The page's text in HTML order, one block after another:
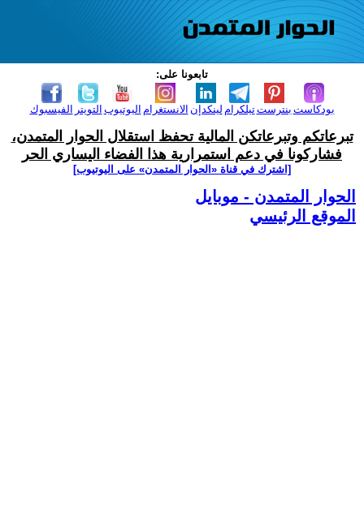
تابعونا على:
الفيسبوك التويتر اليوتيوب الانستغرام لينكدإن تيلكرامبنترست بودكاست
تبرعاتكم وتبرعاتكن المالية تحفظ استقلال الحوار المتمدن،
فشاركونا في دعم استمرارية هذا الفضاء اليساري الحر
[اشترك في قناة ‫«الحوار المتمدن» على اليوتيوب]
الحوار المتمدن - موبايل
الموقع الرئيسي